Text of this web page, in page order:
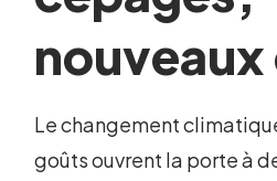
Le changement
goûts ouvrent la porte à